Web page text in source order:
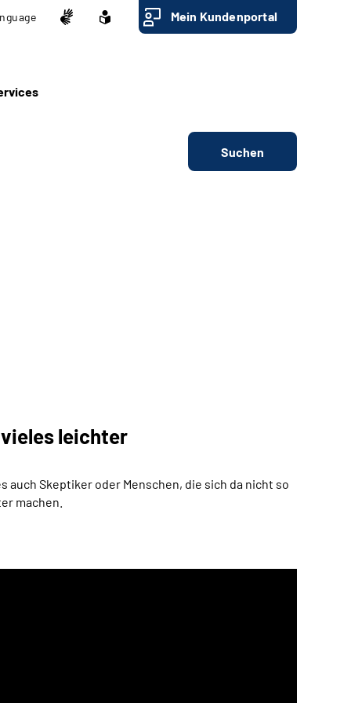
Mein Kundenportal
Suchen
leichter
Skeptiker oder Menschen, die sich da nicht so
machen.